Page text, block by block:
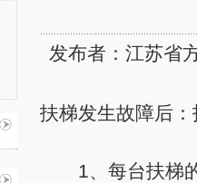
发布者：江苏省
扶梯发生故障后
1、每台扶梯的